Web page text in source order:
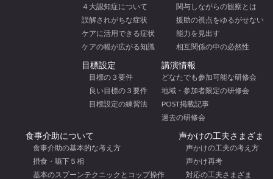
４大認知症について
誤解されがちな症状
ケアに活用できる症状
ケアの幅が広がる知識
関与しながらの観察とは
援助の視点をゆるがせない
能力を見出す
相互関係の中の必然性
目標設定
目標の３要件
良い目標の３要件
目標設定の練習法
講演情報
どなたでも参加可能な研修会
地域・参加者限定の研修会
POST掲載記事
過去の研修会
食事介助について
食事介助の基本的な考え方
摂食・嚥下５相
基本のスプーンテクニックとコップ操作
声かけの工夫さまざま
声かけの工夫の考え方
声かけ再考
対応の工夫さまざま